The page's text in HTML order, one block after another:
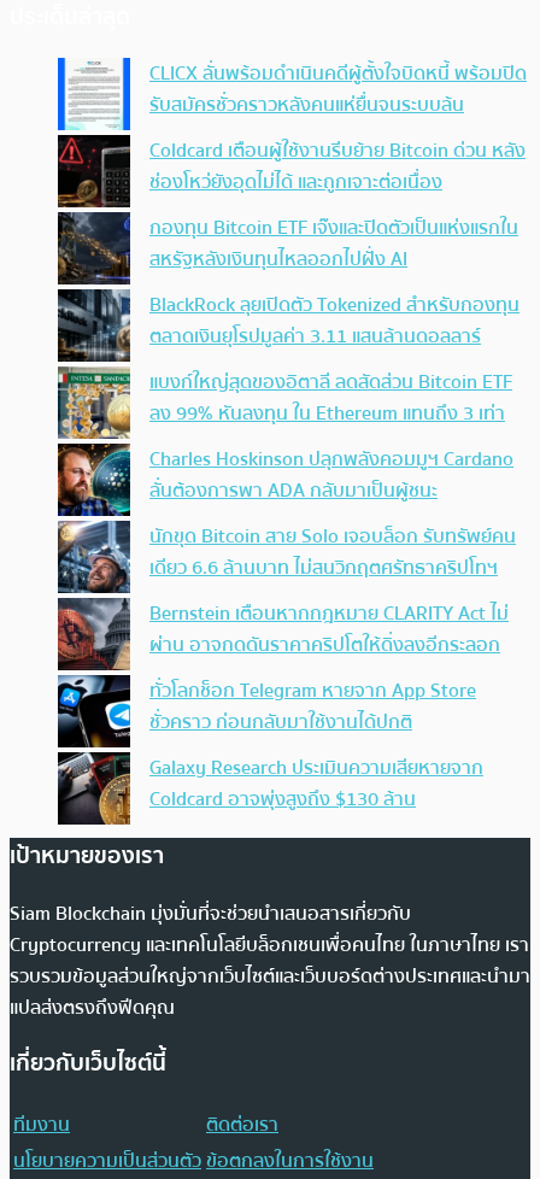
CLICX ลั่นพร้อมดำเนินคดีผู้ตั้งใจบิดหนี้ พร้อมปิด
รับสมัครชั่วคราวหลังคนแห่ยื่นจนระบบล้น
Coldcard เตือนผู้ใช้งานรีบย้าย Bitcoin ด่วน หลัง
ช่องโหว่ยังอุดไม่ได้ และถูกเจาะต่อเนื่อง
กองทุน Bitcoin ETF เจ๊งและปิดตัวเป็นแห่งแรกใน
สหรัฐหลังเงินทุนไหลออกไปฝั่ง AI
BlackRock ลุยเปิดตัว Tokenized สำหรับกองทุน
ตลาดเงินยุโรปมูลค่า 3.11 แสนล้านดอลลาร์
แบงก์ใหญ่สุดของอิตาลี ลดสัดส่วน Bitcoin ETF
ลง 99% หันลงทุน ใน Ethereum แทนถึง 3 เท่า
Charles Hoskinson ปลุกพลังคอมมูฯ Cardano
ลั่นต้องการพา ADA กลับมาเป็นผู้ชนะ
นักขุด Bitcoin สาย Solo เจอบล็อก รับทรัพย์คน
เดียว 6.6 ล้านบาท ไม่สนวิกฤตศรัทธาคริปโทฯ
Bernstein เตือนหากกฎหมาย CLARITY Act ไม่
ผ่าน อาจกดดันราคาคริปโตให้ดิ่งลงอีกระลอก
ทั่วโลกช็อก Telegram หายจาก App Store
ชั่วคราว ก่อนกลับมาใช้งานได้ปกติ
Galaxy Research ประเมินความเสียหายจาก
Coldcard อาจพุ่งสูงถึง $130 ล้าน
เป้าหมายของเรา
Siam Blockchain มุ่งมั่นที่จะช่วยนำเสนอสารเกี่ยวกับ
Cryptocurrency และเทคโนโลยีบล็อกเชนเพื่อคนไทย ในภาษาไทย เรา
รวบรวมข้อมูลส่วนใหญ่จากเว็บไซต์และเว็บบอร์ดต่างประเทศและนำมา
แปลส่งตรงถึงฟีดคุณ
เกี่ยวกับเว็บไซต์นี้
ทีมงาน
ติดต่อเรา
นโยบายความเป็นส่วนตัวข้อตกลงในการใช้งาน